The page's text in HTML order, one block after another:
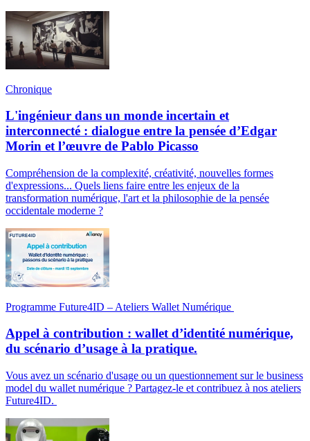
Chronique
L'ingénieur dans un monde incertain et
interconnecté : dialogue entre la pensée d’Edgar
Morin et l’œuvre de Pablo Picasso
Compréhension de la complexité, créativité, nouvelles formes
d'expressions... Quels liens faire entre les enjeux de la
transformation numérique, l'art et la philosophie de la pensée
occidentale moderne ?
Programme Future4ID – Ateliers Wallet Numérique
Appel à contribution : wallet d’identité numérique,
du scénario d’usage à la pratique.
Vous avez un scénario d'usage ou un questionnement sur le business
model du wallet numérique ? Partagez-le et contribuez à nos ateliers
Future4ID.